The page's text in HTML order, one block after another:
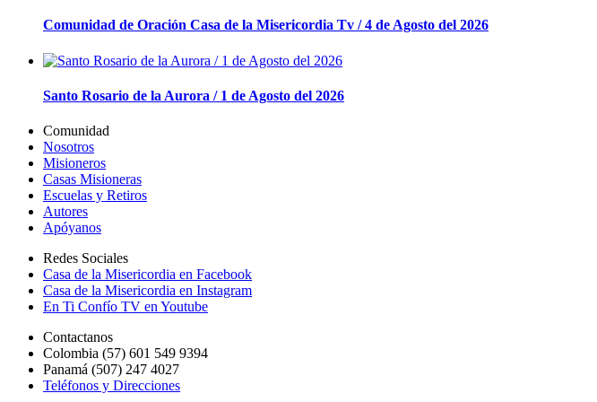
Comunidad de Oración Casa de la Misericordia Tv / 4 de Agosto del 2026
Santo Rosario de la Aurora / 1 de Agosto del 2026
Comunidad
Nosotros
Misioneros
Casas Misioneras
Escuelas y Retiros
Autores
Apóyanos
Redes Sociales
Casa de la Misericordia en Facebook
Casa de la Misericordia en Instagram
En Ti Confío TV en Youtube
Contactanos
Colombia (57) 601 549 9394
Panamá (507) 247 4027
Teléfonos y Direcciones